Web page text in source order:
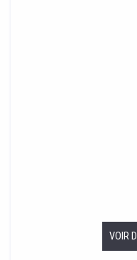
VOIR